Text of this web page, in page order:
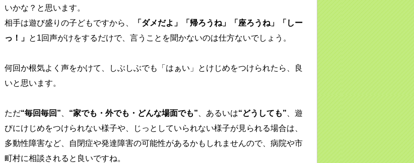
いかな？と思います。
相手は遊び盛りの子どもですから、
「ダメだよ」「帰ろうね」「座ろうね」「しー
っ！」 と1回声がけをするだけで、言うことを聞かないのは仕方ないでしょう。
何回か根気よく声をかけて、しぶしぶでも「はぁい」とけじめをつけられたら、良
いと思います。
ただ“毎回毎回” “家でも・外でも・どんな場面でも” 、あるいは“どうしても” 、遊
びにけじめをつけられない様子や、じっとしていられない様子が見られる場合は、
多動性障害など、自閉症や発達障害の可能性があるかもしれませんので、病院や市
町村に相談されると良いですね。